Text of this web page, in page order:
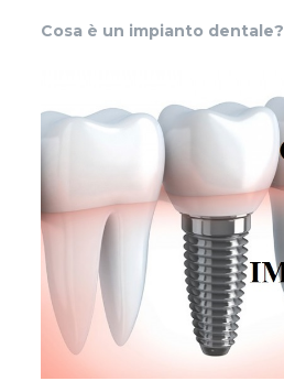
Cosa è un impianto dentale?